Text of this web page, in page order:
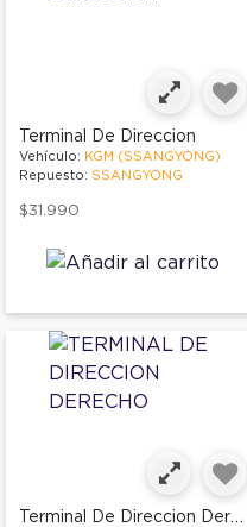
Terminal De Direccion
Vehículo: KGM (SSANGYONG)
Repuesto: SSANGYONG
$31.990
Terminal De Direccion Derecho